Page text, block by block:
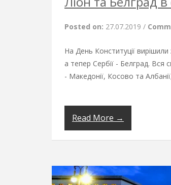
Posted on: 27.07.2019 /
На День Конституції
а тепер Сербії - Белград.
- Македонії, Косово та
Read More →